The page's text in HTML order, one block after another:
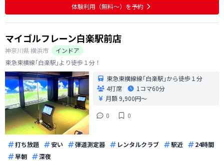
体験利用（無料〜）を予約
マイゴルフレーン白楽駅前店
神奈川県横浜市
インドア
東急東横線｢白楽駅｣より徒歩１分！
東急東横線線｢白楽駅｣から徒歩１分
4打席
1コマ60分
月額 9,900円〜
0
0
打ち放題 安い 弾道測定器 レンタルクラブ 駅近
24時間
早朝
深夜